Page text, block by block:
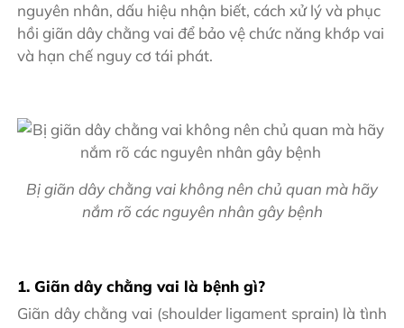
nguyên nhân, dấu hiệu nhận biết, cách xử lý và phục
hồi giãn dây chằng vai để bảo vệ chức năng khớp vai
và hạn chế nguy cơ tái phát.
Bị giãn dây chằng vai không nên chủ quan mà hãy
nắm rõ các nguyên nhân gây bệnh
1. Giãn dây chằng vai là bệnh gì?
Giãn dây chằng vai (shoulder ligament sprain) là tình